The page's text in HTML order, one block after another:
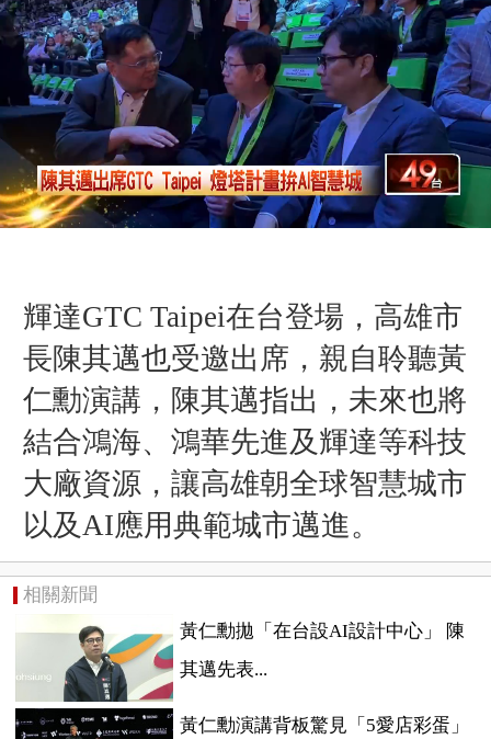
輝達GTC Taipei在台登場，高雄市
長陳其邁也受邀出席，親自聆聽黃
仁勳演講，陳其邁指出，未來也將
結合鴻海、鴻華先進及輝達等科技
大廠資源，讓高雄朝全球智慧城市
以及AI應用典範城市邁進。
相關新聞
黃仁勳拋「在台設AI設計中心」 陳
其邁先表...
黃仁勳演講背板驚見「5愛店彩蛋」